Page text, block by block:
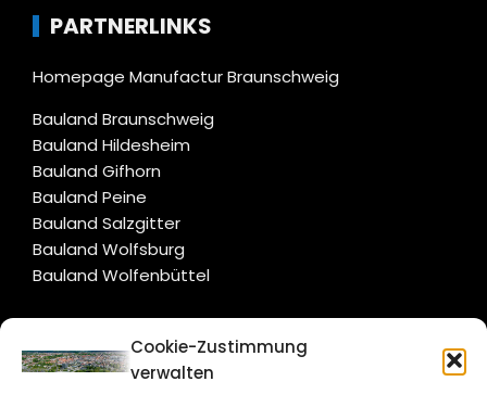
Cookie-Zustimmung
verwalten
PARTNERLINKS
Homepage Manufactur Braunschweig
Bauland Braunschweig
Bauland Hildesheim
Bauland Gifhorn
Bauland Peine
Bauland Salzgitter
Bauland Wolfsburg
Bauland Wolfenbüttel
CITYLIFE!